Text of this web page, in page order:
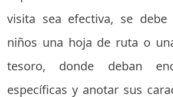
visita sea efectiva, se
niños una hoja de ruta o
tesoro, donde deban
específicas y anotar sus